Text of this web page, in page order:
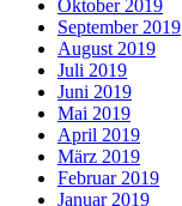
Oktober 2019
September 2019
August 2019
Juli 2019
Juni 2019
Mai 2019
April 2019
März 2019
Februar 2019
Januar 2019